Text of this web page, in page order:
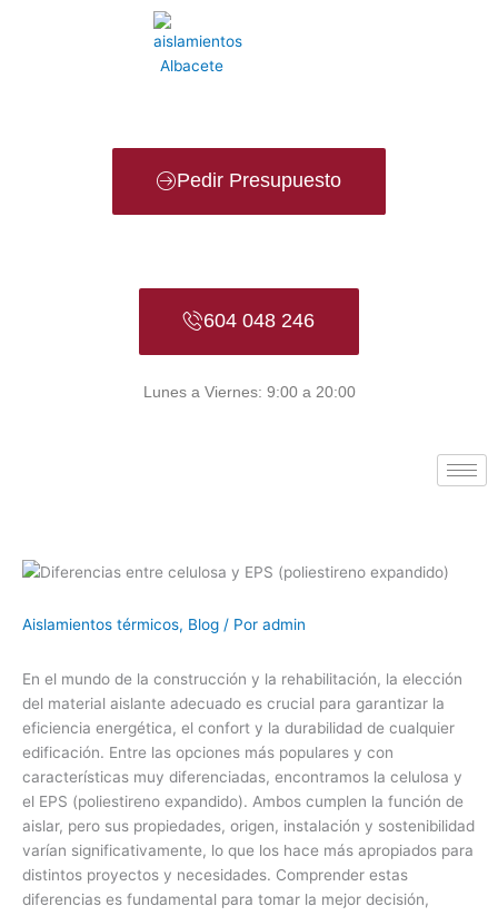
Pedir Presupuesto
604 048 246
Lunes a Viernes: 9:00 a 20:00
Aislamientos térmicos, Blog / Por admin
En el mundo de la construcción y la rehabilitación, la elección
del material aislante adecuado es crucial para garantizar la
eficiencia energética, el confort y la durabilidad de cualquier
edificación. Entre las opciones más populares y con
características muy diferenciadas, encontramos la celulosa y
el EPS (poliestireno expandido). Ambos cumplen la función de
aislar, pero sus propiedades, origen, instalación y sostenibilidad
varían significativamente, lo que los hace más apropiados para
distintos proyectos y necesidades. Comprender estas
diferencias es fundamental para tomar la mejor decisión,